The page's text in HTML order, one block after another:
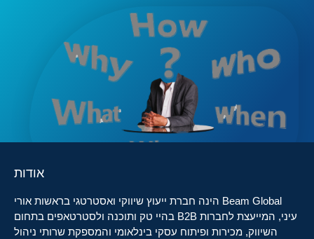
אודות
Beam Global הינה חברת ייעוץ שיווקי ואסטרטגי בראשות אורי
עיני, המייעצת לחברות B2B בהיי טק ותוכנה ולסטרטאפים בתחום
השיווק, מכירות ופיתוח עסקי בינלאומי והמספקת שרותי ניהול